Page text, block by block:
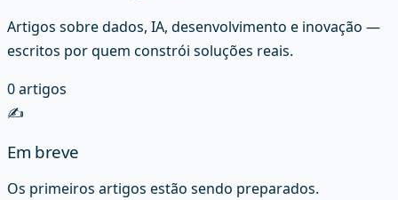
Artigos sobre dados, IA, desenvolvimento e inovação —
escritos por quem constrói soluções reais.
0artigos
✍️
Em breve
Os primeiros artigos estão sendo preparados.